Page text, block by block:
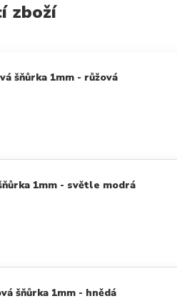
zboží
šňůrka 1mm - růžová
1mm - světle modrá
šňůrka 1mm - hnědá